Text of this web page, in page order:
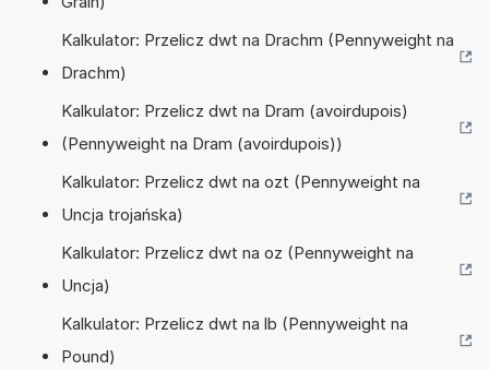
Kalkulator: Przelicz dwt na Drachm (Pennyweight na
Drachm)
Kalkulator: Przelicz dwt na Dram (avoirdupois)
(Pennyweight na Dram (avoirdupois))
Kalkulator: Przelicz dwt na ozt (Pennyweight na
Uncja trojańska)
Kalkulator: Przelicz dwt na oz (Pennyweight na
Uncja)
Kalkulator: Przelicz dwt na lb (Pennyweight na
Pound)